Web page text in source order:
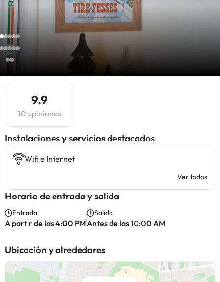
9.9
10 opiniones
Instalaciones y servicios destacados
Wifi e Internet
Ver todos
Horario de entrada y salida
Entrada
A partir de las 4:00 PM
Salida
Antes de las 10:00 AM
Ubicación y alrededores